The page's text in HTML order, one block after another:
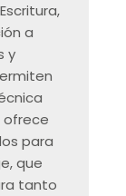
a
y
ofrece
para
que
tanto